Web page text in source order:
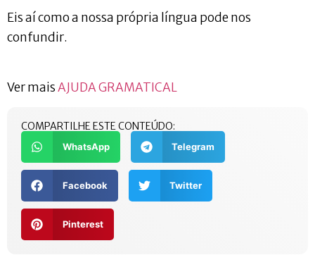
Eis aí como a nossa própria língua pode nos
confundir.
Ver maisAJUDA GRAMATICAL
COMPARTILHE ESTE CONTEÚDO:
WhatsApp Telegram
Facebook Twitter
Pinterest